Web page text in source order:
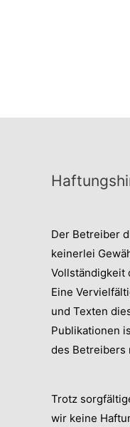
Der Betreiber
keinerlei
Vollständigkeit
Eine
und Texten
Publikationen
des Betreibers
Trotz
wir keine